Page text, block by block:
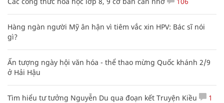
Hàng ngàn người Mỹ ân hận vì tiêm vắc xin HPV: Bác sĩ nói
gì?
Ấn tượng ngày hội văn hóa - thể thao mừng Quốc khánh 2/9
ở Hải Hậu
Tìm hiểu tư tưởng Nguyễn Du qua đoạn kết Truyện Kiều 1